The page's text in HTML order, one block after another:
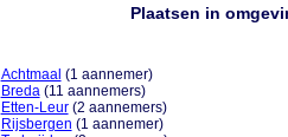
Plaatsen in
Achtmaal (1 aannemer)
Breda(11 aannemers)
Etten-Leur(2 aannemers)
Rijsbergen (1 aannemer)